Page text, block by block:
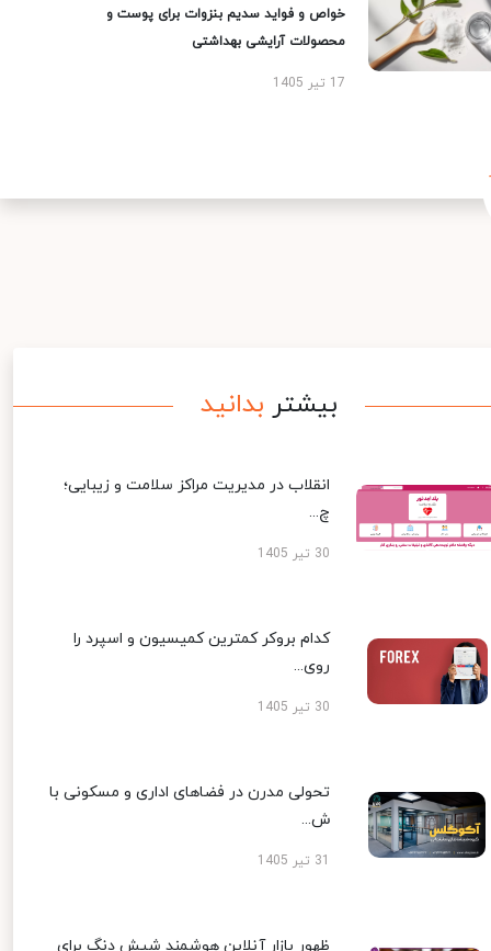
خواص و فواید سدیم بنزوات برای پوست و
محصولات آرایشی بهداشتی
17 تیر 1405
بیشتر بدانید
انقلاب در مدیریت مراکز سلامت و زیبایی؛
چ...
30 تیر 1405
کدام بروکر کمترین کمیسیون و اسپرد را
روی...
30 تیر 1405
تحولی مدرن در فضاهای اداری و مسکونی با
ش...
ظهور بازار آنلاین هوشمند شیش دنگ برای